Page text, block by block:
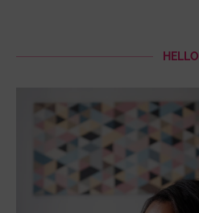
HELLO